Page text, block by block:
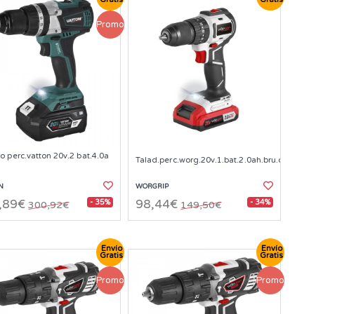
Promo
perc.vatton 20v.2 bat.4.0a
300,92€ - 35%
Talad.perc.worg.20v.1.bat.2.0ah.bru.comp
WORGRIP
98,44€ 149,50€ - 34%
Envío
Gratis
Promo
Envío
Gratis
Promo